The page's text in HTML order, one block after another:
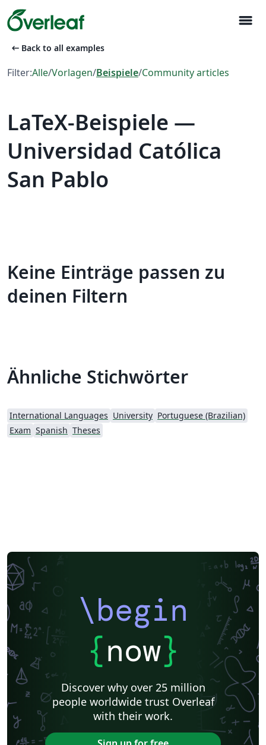
menu
arrow_left_alt Back to all examples
Filter:Alle/Vorlagen/Beispiele/Community articles
LaTeX-Beispiele —
Universidad Católica
San Pablo
Keine Einträge passen zu
deinen Filtern
Ähnliche Stichwörter
International Languages University Portuguese (Brazilian)
Exam Spanish Theses
\begin
{now}
Discover why over 25 million
people worldwide trust Overleaf
with their work.